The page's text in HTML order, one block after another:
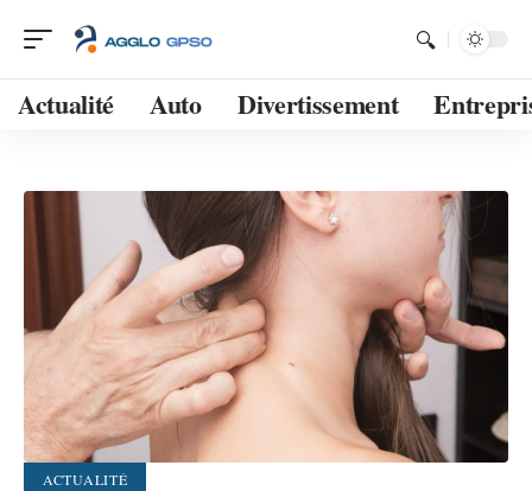
Actualité Auto Divertissement
ACTUALITÉ